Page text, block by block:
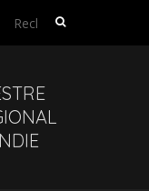
Rechercher :